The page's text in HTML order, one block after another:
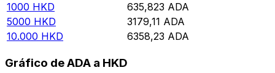
1000 HKD 635,823 ADA
5000 HKD 3179,11 ADA
10.000 HKD 6358,23 ADA
Gráfico de ADA a HKD